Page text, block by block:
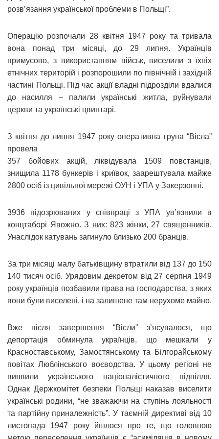
розв’язання української проблеми в Польщі”.
Операцію розпочали 28 квітня 1947 року та тривала
вона понад три місяці, до 29 липня. Українців
примусово, з використанням військ, виселили з їхніх
етнічних територій і розпорошили по північній і західній
частині Польщі. Під час акції владні підрозділи вдалися
до насилля – палили українські житла, руйнували
церкви та українські цвинтарі.
З квітня до липня 1947 року оперативна група “Вісла”
провела
357 бойових акцій, ліквідувала 1509 повстанців,
знищила 1178 бункерів і криївок, заарештувала майже
2800 осіб із цивільної мережі ОУН і УПА у Закерзонні.
3936 підозрюваних у співпраці з УПА ув’язнили в
концтаборі Явожно. З них: 823 жінки, 27 священників.
Унаслідок катувань загинуло близько 200 бранців.
За три місяці малу батьківщину втратили від 137 до 150
140 тисяч осіб. Урядовим декретом від 27 серпня 1949
року українців позбавили права на господарства, з яких
вони були виселені, і на залишене там нерухоме майно.
Вже після завершення “Вісли” з’ясувалося, що
депортація обминула українців, що мешкали у
Красноставському, Замостянському та Білгорайському
повітах Люблінського воєводства. У цьому регіоні не
виявили українського націоналістичного підпілля.
Однак Держкомітет безпеки Польщі наказав виселити
українські родини, “не зважаючи на ступінь лояльності
та партійну приналежність”. У таємній директиві від 10
листопада 1947 року йшлося про те, що головною